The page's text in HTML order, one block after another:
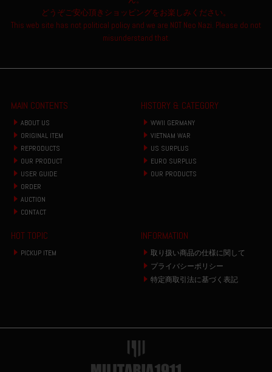
どうぞご安心頂きショッピングをお楽しみください。
This web site has not political policy and we are NOT Neo Nazi. Please do not
misunderstand that.
MAIN CONTENTS
ABOUT US
ORIGINAL ITEM
REPRODUCTS
OUR PRODUCT
USER GUIDE
ORDER
AUCTION
CONTACT
HISTORY & CATEGORY
WWII GERMANY
VIETNAM WAR
US SURPLUS
EURO SURPLUS
OUR PRODUCTS
HOT TOPIC
PICKUP ITEM
INFORMATION
取り扱い商品の仕様に関して
プライバシーポリシー
特定商取引法に基づく表記